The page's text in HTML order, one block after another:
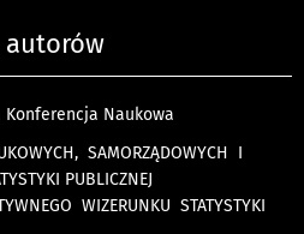
Konferencja Naukowa
SAMORZĄDOWYCH I
PUBLICZNEJ
WIZERUNKU STATYSTYKI